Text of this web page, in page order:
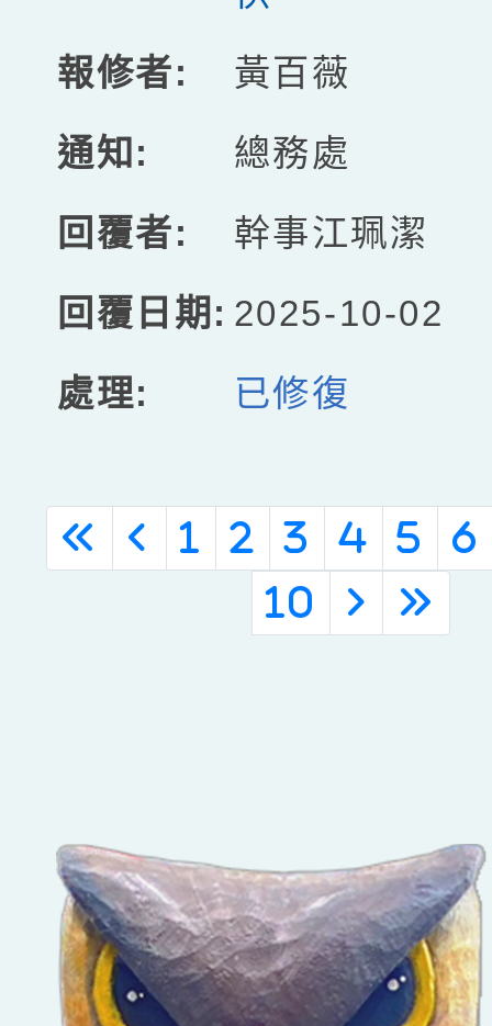
黃百薇
總務處
幹事江珮潔
2025-10-02
已修復
« ‹ 1 2 3 4 5
6
10
› »